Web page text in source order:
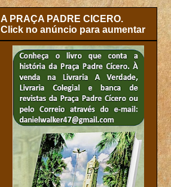
A PRAÇA PADRE CICERO.
Click no anúncio para aumentar